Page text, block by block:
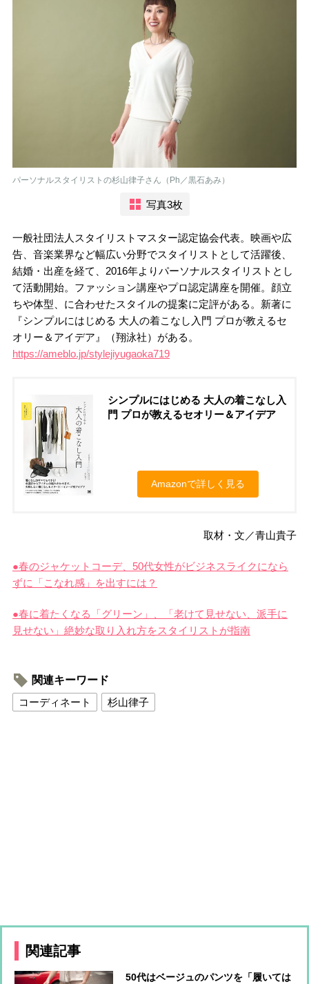
パーソナルスタイリストの杉山律子さん（Ph／黒石あみ）
写真3枚
一般社団法人スタイリストマスター認定協会代表。映画や広
告、音楽業界など幅広い分野でスタイリストとして活躍後、
結婚・出産を経て、2016年よりパーソナルスタイリストとし
て活動開始。ファッション講座やプロ認定講座を開催。顔立
ちや体型、に合わせたスタイルの提案に定評がある。新著に
『シンプルにはじめる 大人の着こなし入門 プロが教えるセ
オリー＆アイデア』（翔泳社）がある。
https://ameblo.jp/stylejiyugaoka719
シンプルにはじめる 大人の着こなし入
門 プロが教えるセオリー＆アイデア
Amazonで詳しく見る
取材・文／青山貴子
●春のジャケットコーデ、50代女性がビジネスライクになら
ずに「こなれ感」を出すには？
●春に着たくなる「グリーン」、「老けて見せない、派手に
見せない」絶妙な取り入れ方をスタイリストが指南
関連キーワード
コーディネート
杉山律子
関連記事
50代はベージュのパンツを「履いては